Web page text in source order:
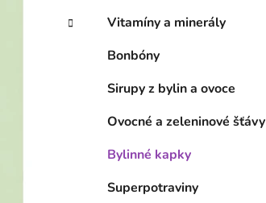
n
Vitamíny a minerály
Bonbóny
Sirupy z bylin a ovoce
Ovocné a zeleninové šťávy
Bylinné kapky
Superpotraviny